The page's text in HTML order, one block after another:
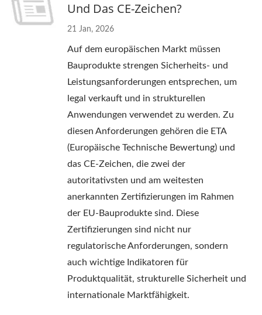
Und Das CE-Zeichen?
21 Jan, 2026
Auf dem europäischen Markt müssen
Bauprodukte strengen Sicherheits- und
Leistungsanforderungen entsprechen, um
legal verkauft und in strukturellen
Anwendungen verwendet zu werden. Zu
diesen Anforderungen gehören die ETA
(Europäische Technische Bewertung) und
das CE-Zeichen, die zwei der
autoritativsten und am weitesten
anerkannten Zertifizierungen im Rahmen
der EU-Bauprodukte sind. Diese
Zertifizierungen sind nicht nur
regulatorische Anforderungen, sondern
auch wichtige Indikatoren für
Produktqualität, strukturelle Sicherheit und
internationale Marktfähigkeit.